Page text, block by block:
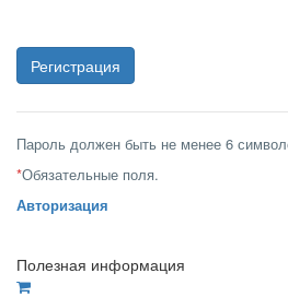
Пароль должен быть не менее 6
*Обязательные поля.
Авторизация
Полезная информация